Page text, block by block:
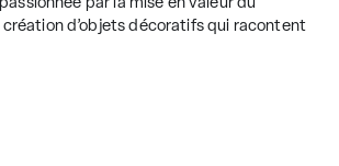
par la mise en valeur du
d’objets décoratifs qui racontent